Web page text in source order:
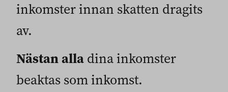
inkomster innan skatten dragits
av.
Nästan alla dina inkomster
beaktas som inkomst.